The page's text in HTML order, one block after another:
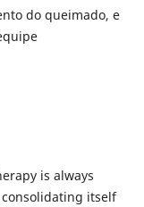
do queimado, e
is always
itself